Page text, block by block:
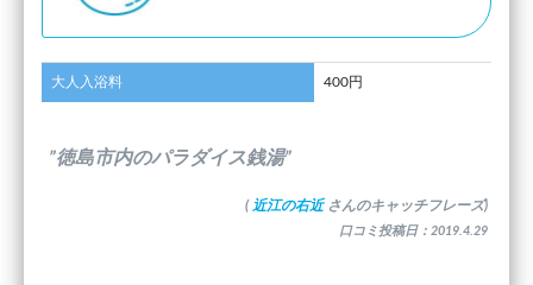
大人入浴料 400円
”徳島市内のパラダイス銭湯”
( 近江の右近 さんのキャッチフレーズ)
口コミ投稿日：2019.4.29